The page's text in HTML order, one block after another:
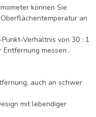
können Sie
an
Punkt-Verhältnis von 30 : 1
Entfernung messen .
auch an schwer
mit lebendiger